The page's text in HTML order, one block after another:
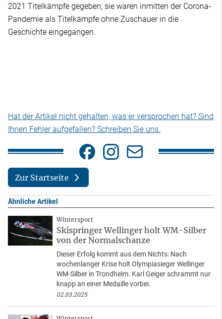
2021 Titelkämpfe gegeben; sie waren inmitten der Corona-
Pandemie als Titelkämpfe ohne Zuschauer in die
Geschichte eingegangen.
Hat der Artikel nicht gehalten, was er versprochen hat? Sind
Ihnen Fehler aufgefallen? Schreiben Sie uns.
Zur Startseite
Ähnliche Artikel
Wintersport
Skispringer Wellinger holt WM-Silber
von der Normalschanze
Dieser Erfolg kommt aus dem Nichts: Nach
wochenlanger Krise holt Olympiasieger Wellinger
WM-Silber in Trondheim. Karl Geiger schrammt nur
knapp an einer Medaille vorbei.
02.03.2025